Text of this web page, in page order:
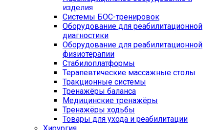
изделия
Системы БОС-тренировок
Оборудование для реабилитационной
диагностики
Оборудование для реабилитационной
физиотерапии
Стабилоплатформы
Терапевтические массажные столы
Тракционные системы
Тренажёры баланса
Медицинские тренажёры
Тренажёры ходьбы
Товары для ухода и реабилитации